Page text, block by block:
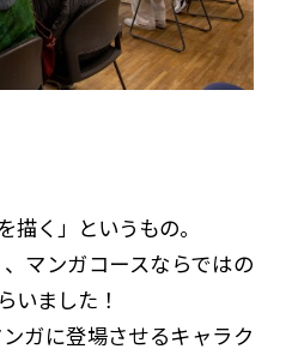
描く」というもの。
マンガコースならではの
いました！
ガに登場させるキャラク